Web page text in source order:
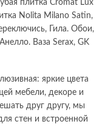
плитка Cromat Lux
Nolita Milano Satin,
Гила. Обои,
Ваза Serax, GK
яркие цвета
мебели, декоре и
друг другу, мы
стен и встроенной